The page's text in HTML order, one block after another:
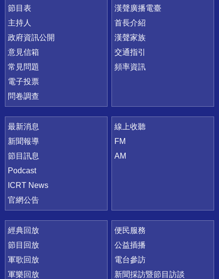
節目表
主持人
政府資訊公開
意見信箱
常見問題
電子投票
問卷調查
漢聲廣播電臺
首長介紹
漢聲家族
交通指引
頻率資訊
最新消息
新聞報導
節目訊息
Podcast
ICRT News
官網公告
線上收聽
FM
AM
經典回放
節目回放
軍歌回放
軍樂回放
便民服務
公益插播
電台參訪
新聞採訪暨節目訪談